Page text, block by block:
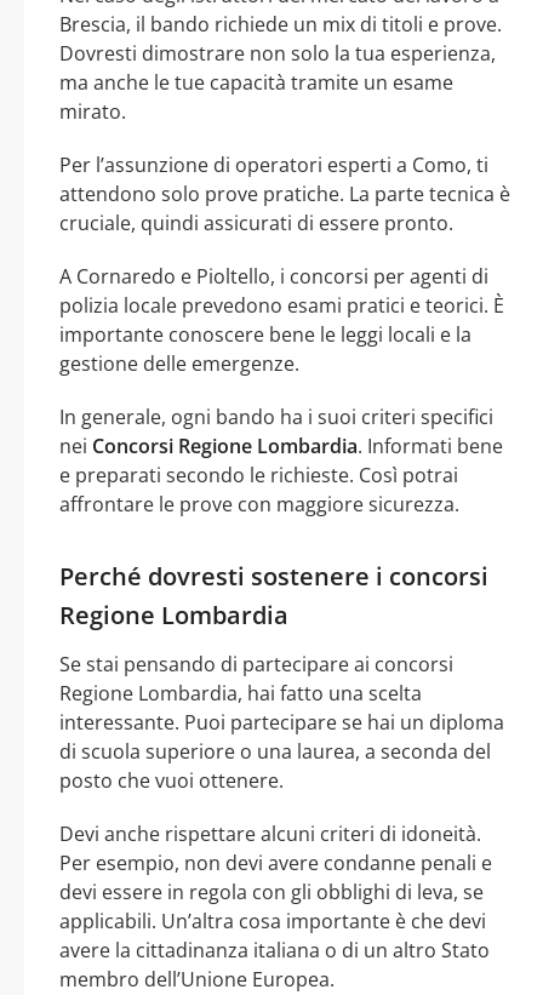
Brescia, il bando richiede un mix di titoli e prove.
Dovresti dimostrare non solo la tua esperienza,
ma anche le tue capacità tramite un esame
mirato.
Per l’assunzione di operatori esperti a Como, ti
attendono solo prove pratiche. La parte tecnica è
cruciale, quindi assicurati di essere pronto.
A Cornaredo e Pioltello, i concorsi per agenti di
polizia locale prevedono esami pratici e teorici. È
importante conoscere bene le leggi locali e la
gestione delle emergenze.
In generale, ogni bando ha i suoi criteri specifici
nei Concorsi Regione Lombardia. Informati bene
e preparati secondo le richieste. Così potrai
affrontare le prove con maggiore sicurezza.
Perché dovresti sostenere i concorsi
Regione Lombardia
Se stai pensando di partecipare ai concorsi
Regione Lombardia, hai fatto una scelta
interessante. Puoi partecipare se hai un diploma
di scuola superiore o una laurea, a seconda del
posto che vuoi ottenere.
Devi anche rispettare alcuni criteri di idoneità.
Per esempio, non devi avere condanne penali e
devi essere in regola con gli obblighi di leva, se
applicabili. Un’altra cosa importante è che devi
avere la cittadinanza italiana o di un altro Stato
membro dell’Unione Europea.